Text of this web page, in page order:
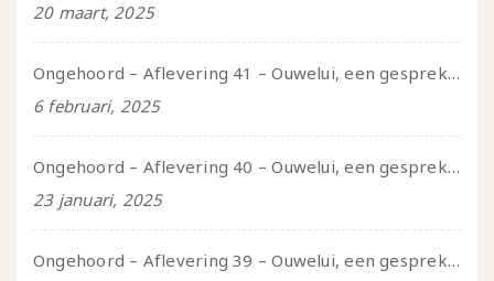
20 maart, 2025
Ongehoord – Aflevering 41 – Ouwelui, een gesprek met Marcelle over polyamorie op latere leeftijd, (mantel)zorg voor je partners en seksueel plezier.
6 februari, 2025
Ongehoord – Aflevering 40 – Ouwelui, een gesprek met Sadie Lune over vormende relaties en de geschiedenis van de queer pornobeweging
23 januari, 2025
Ongehoord – Aflevering 39 – Ouwelui, een gesprek met Pepijn en Ivo over hun regenbooggezin, eigenzinnig ouder worden en Cruise Control